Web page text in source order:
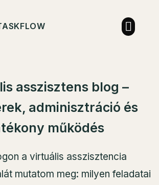
asszisztens blog –
adminisztráció és
működés
a virtuális asszisztencia
mutatom meg: milyen feladatai